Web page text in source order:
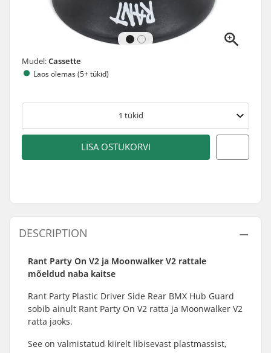
Mudel:Cassette
Laos olemas (5+ tükid)
1 tükid
LISA OSTUKORVI
DESCRIPTION
Rant Party On V2 ja Moonwalker V2 rattale
mõeldud naba kaitse
Rant Party Plastic Driver Side Rear BMX Hub Guard
sobib ainult Rant Party On V2 ratta ja Moonwalker V2
ratta jaoks.
See on valmistatud kiirelt libisevast plastmassist,